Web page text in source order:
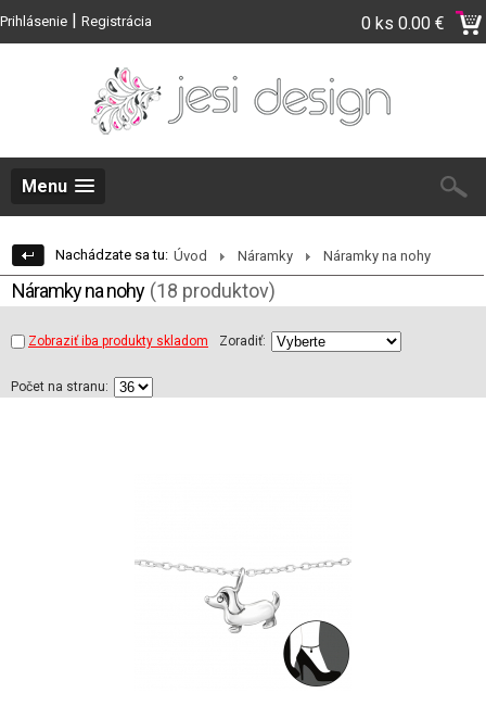
Prihlásenie | Registrácia 0 ks 0.00 €
Menu
Nachádzate sa tu: Úvod Náramky Náramky na nohy
Náramky na nohy (18 produktov)
Zobraziť iba produkty skladom Zoradiť:
Počet na stranu: